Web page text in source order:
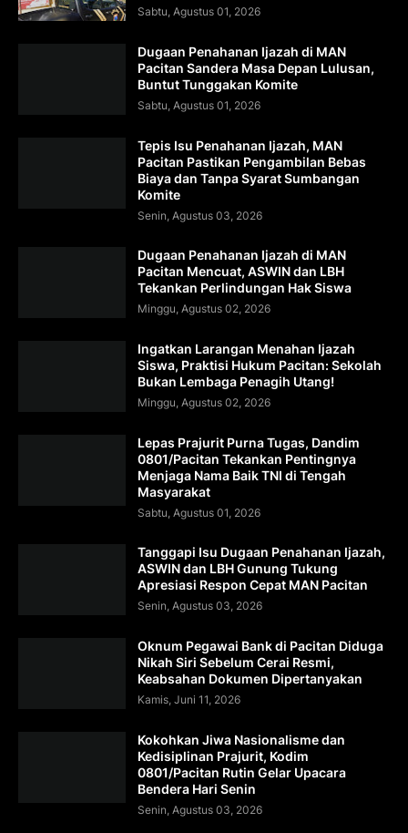
Sabtu, Agustus 01, 2026
Dugaan Penahanan Ijazah di MAN
Pacitan Sandera Masa Depan Lulusan,
Buntut Tunggakan Komite
Sabtu, Agustus 01, 2026
Tepis Isu Penahanan Ijazah, MAN
Pacitan Pastikan Pengambilan Bebas
Biaya dan Tanpa Syarat Sumbangan
Komite
Senin, Agustus 03, 2026
Dugaan Penahanan Ijazah di MAN
Pacitan Mencuat, ASWIN dan LBH
Tekankan Perlindungan Hak Siswa
Minggu, Agustus 02, 2026
Ingatkan Larangan Menahan Ijazah
Siswa, Praktisi Hukum Pacitan: Sekolah
Bukan Lembaga Penagih Utang!
Minggu, Agustus 02, 2026
Lepas Prajurit Purna Tugas, Dandim
0801/Pacitan Tekankan Pentingnya
Menjaga Nama Baik TNI di Tengah
Masyarakat
Sabtu, Agustus 01, 2026
Tanggapi Isu Dugaan Penahanan Ijazah,
ASWIN dan LBH Gunung Tukung
Apresiasi Respon Cepat MAN Pacitan
Senin, Agustus 03, 2026
Oknum Pegawai Bank di Pacitan Diduga
Nikah Siri Sebelum Cerai Resmi,
Keabsahan Dokumen Dipertanyakan
Kamis, Juni 11, 2026
Kokohkan Jiwa Nasionalisme dan
Kedisiplinan Prajurit, Kodim
0801/Pacitan Rutin Gelar Upacara
Bendera Hari Senin
Senin, Agustus 03, 2026